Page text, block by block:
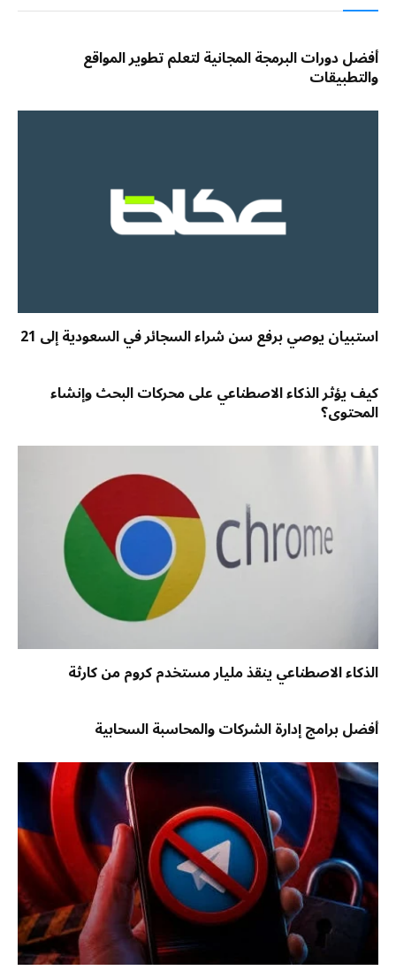
أفضل دورات البرمجة المجانية لتعلم تطوير المواقع
والتطبيقات
استبيان يوصي برفع سن شراء السجائر في السعودية إلى 21
كيف يؤثر الذكاء الاصطناعي على محركات البحث وإنشاء
المحتوى؟
الذكاء الاصطناعي ينقذ مليار مستخدم كروم من كارثة
أفضل برامج إدارة الشركات والمحاسبة السحابية